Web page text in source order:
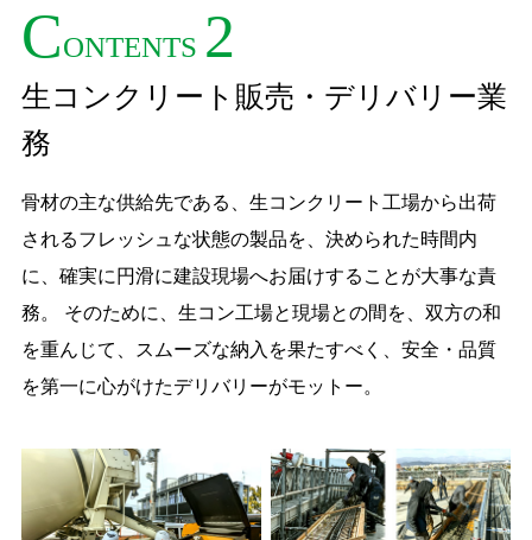
CONTENTS 2
生コンクリート販売・デリバリー業
務
骨材の主な供給先である、生コンクリート工場から出荷
されるフレッシュな状態の製品を、決められた時間内
に、確実に円滑に建設現場へお届けすることが大事な責
務。 そのために、生コン工場と現場との間を、双方の和
を重んじて、スムーズな納入を果たすべく、安全・品質
を第一に心がけたデリバリーがモットー。